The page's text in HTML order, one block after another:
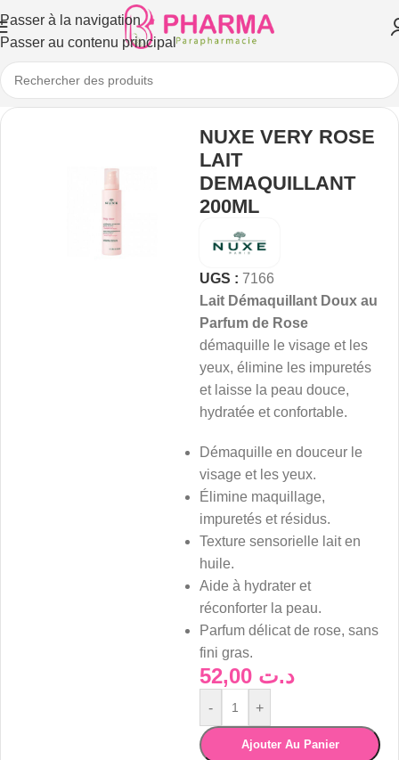
Passer à la navigation
Passer au contenu principal
NUXE VERY ROSE
LAIT
DEMAQUILLANT
200ML
UGS : 7166
Lait Démaquillant Doux au
Parfum de Rose
démaquille le visage et les
yeux, élimine les impuretés
et laisse la peau douce,
hydratée et confortable.
Démaquille en douceur le
visage et les yeux.
Élimine maquillage,
impuretés et résidus.
Texture sensorielle lait en
huile.
Aide à hydrater et
réconforter la peau.
Parfum délicat de rose, sans
fini gras.
د.ت
- +
Ajouter Au Panier